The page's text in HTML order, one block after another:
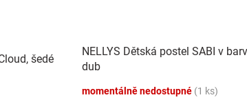
šedé
NELLYS Dětská postel SABI v
dub
momentálně nedostupné (1 ks)